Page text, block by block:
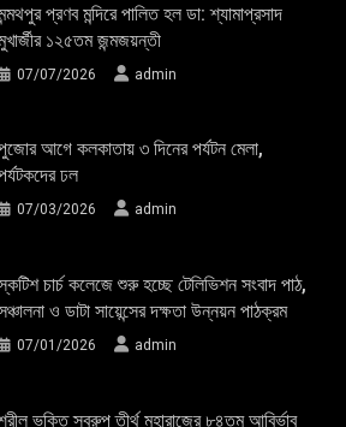
প্রণব মন্দিরে পালিত হল ডা: শ্যামাপ্রসাদ
১২৫তম জন্মজয়ন্তী
07/07/2026 admin
আগে কলকাতায় ৩ দিনের পর্যটন মেলা,
ঢল
07/03/2026 admin
চার্চ কলেজে শুরু হচ্ছে টেলিভিশন সংবাদ পাঠ,
ও ডাটা সায়েন্সের দক্ষতা উন্নয়ন পাঠক্রম
07/01/2026 admin
ভক্তি স্বরুপ তীর্থ মহারাজের ৮৪তম আবির্ভাব